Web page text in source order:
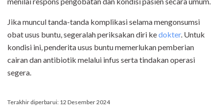
Jika muncul tanda-tanda komplikasi selama mengonsumsi
obat usus buntu, segeralah periksakan diri kedokter. Untuk
kondisi ini, penderita usus buntu memerlukan pemberian
cairan dan antibiotik melalui infus serta tindakan operasi
segera.
Terakhir diperbarui: 12 Desember 2024